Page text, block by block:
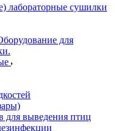
лабораторные сушилки
для
для выведения птиц